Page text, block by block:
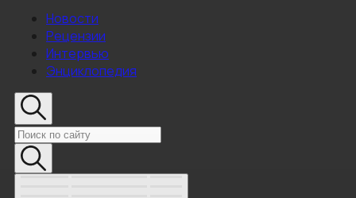
Новости
Рецензии
Интервью
Энциклопедия